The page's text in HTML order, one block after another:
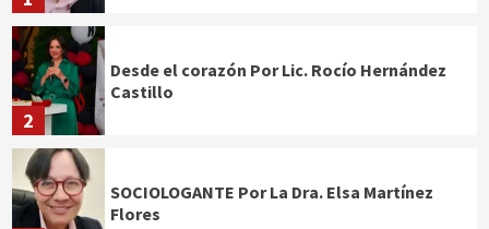
2
Desde el corazón Por Lic. Rocío Hernández
Castillo
SOCIOLOGANTE Por La Dra. Elsa Martínez
Flores